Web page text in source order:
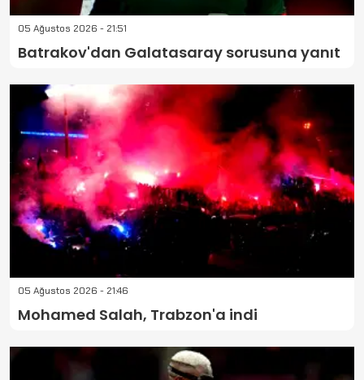
05 Ağustos 2026 - 21:51
Batrakov'dan Galatasaray sorusuna yanıt
05 Ağustos 2026 - 21:46
Mohamed Salah, Trabzon'a indi